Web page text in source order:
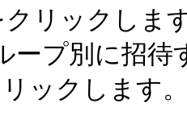
リックしま
ープ別に招
ックします